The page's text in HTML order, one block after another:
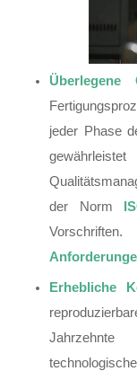
Überlegene
jeder Phase
der Norm
Erhebliche
Jahrzehnte